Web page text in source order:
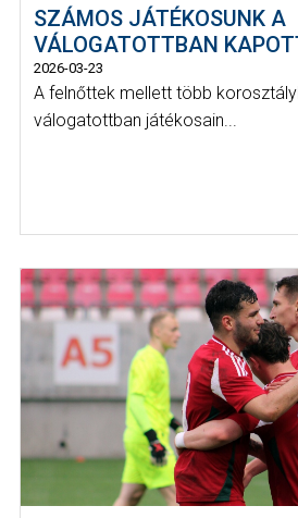
SZÁMOS JÁTÉKOSUNK A
VÁLOGATOTTBAN
2026-03-23
A felnőttek mellett több
válogatottban játékosain...